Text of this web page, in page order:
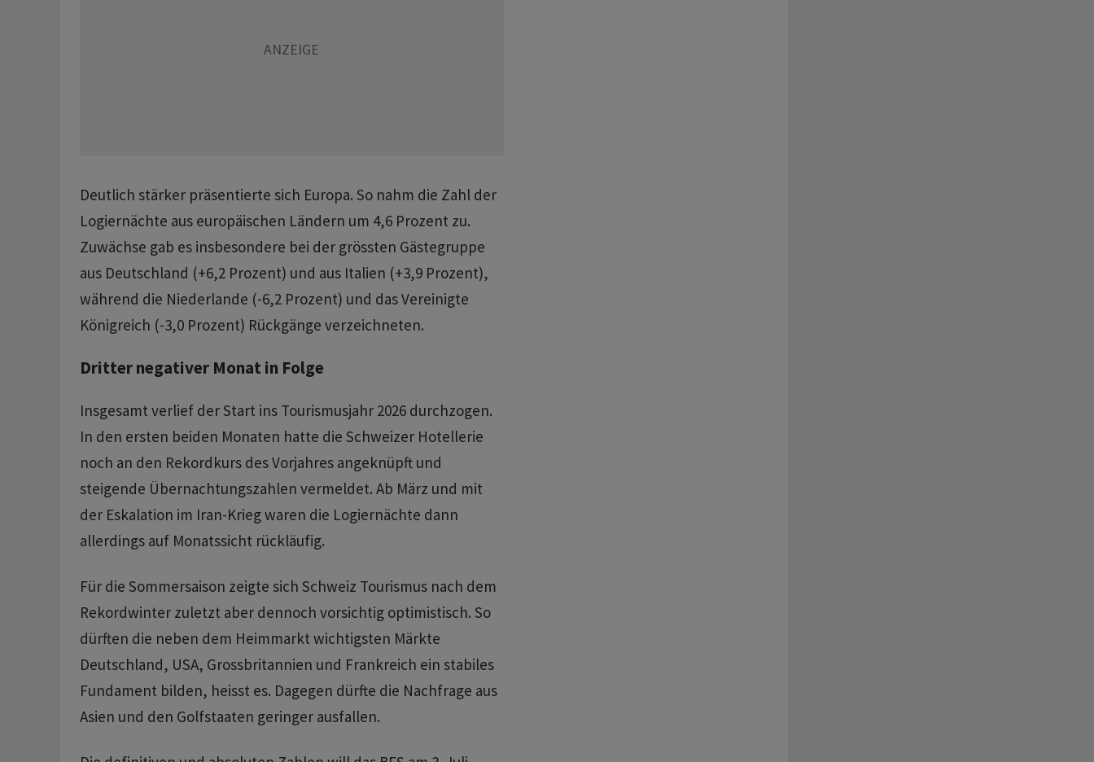
Deutlich stärker präsentierte sich Europa. So nahm die Zahl der
Logiernächte aus europäischen Ländern um 4,6 Prozent zu.
Zuwächse gab es insbesondere bei der grössten Gästegruppe
aus Deutschland (+6,2 Prozent) und aus Italien (+3,9 Prozent),
während die Niederlande (-6,2 Prozent) und das Vereinigte
Königreich (-3,0 Prozent) Rückgänge verzeichneten.
Dritter negativer Monat in Folge
Insgesamt verlief der Start ins Tourismusjahr 2026 durchzogen.
In den ersten beiden Monaten hatte die Schweizer Hotellerie
noch an den Rekordkurs des Vorjahres angeknüpft und
steigende Übernachtungszahlen vermeldet. Ab März und mit
der Eskalation im Iran-Krieg waren die Logiernächte dann
allerdings auf Monatssicht rückläufig.
Für die Sommersaison zeigte sich Schweiz Tourismus nach dem
Rekordwinter zuletzt aber dennoch vorsichtig optimistisch. So
dürften die neben dem Heimmarkt wichtigsten Märkte
Deutschland, USA, Grossbritannien und Frankreich ein stabiles
Fundament bilden, heisst es. Dagegen dürfte die Nachfrage aus
Asien und den Golfstaaten geringer ausfallen.